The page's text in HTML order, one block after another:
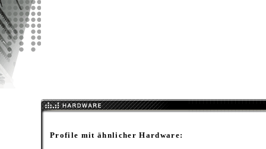
Profile mit ähnlicher Hardware: